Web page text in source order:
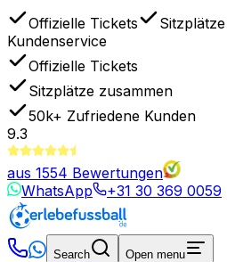
Offizielle Tickets
Kundenservice
Offizielle Tickets
Sitzplätze zusammen
50k+ Zufriedene Kunden
9.3
aus 1554 Bewertungen
WhatsApp
+31 30 369 0059
Search Open menu